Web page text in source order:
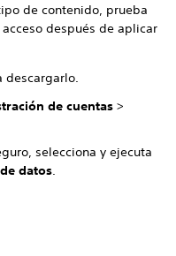
de contenido, prueba
después de aplicar
descargarlo.
de cuentas >
selecciona y ejecuta
datos.